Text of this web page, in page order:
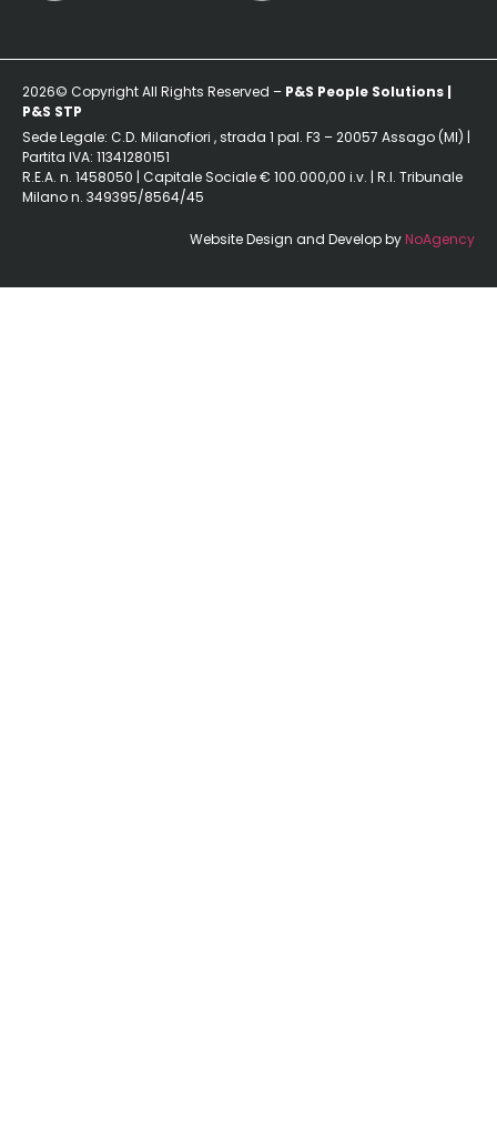
2026© Copyright All Rights Reserved – P&S People Solutions |
P&S STP
Sede Legale: C.D. Milanofiori , strada 1 pal. F3 – 20057 Assago (MI) |
Partita IVA: 11341280151
R.E.A. n. 1458050 | Capitale Sociale € 100.000,00 i.v. | R.I. Tribunale
Milano n. 349395/8564/45
Website Design and Develop by NoAgency